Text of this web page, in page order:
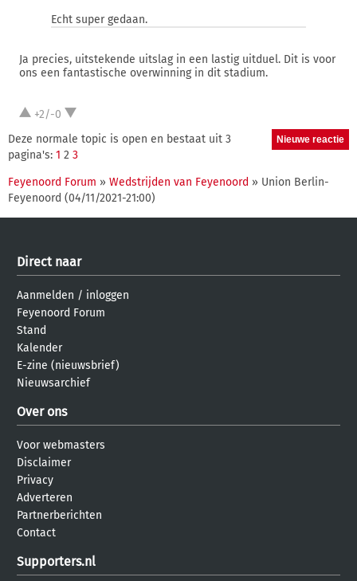
Echt super gedaan.
Ja precies, uitstekende uitslag in een lastig uitduel. Dit is voor
ons een fantastische overwinning in dit stadium.
+2/-0
Deze normale topic is open en bestaat uit 3
pagina's: 1 2 3
Feyenoord Forum » Wedstrijden van Feyenoord » Union Berlin-
Feyenoord (04/11/2021-21:00)
Direct naar
Aanmelden / inloggen
Feyenoord Forum
Stand
Kalender
E-zine (nieuwsbrief)
Nieuwsarchief
Over ons
Voor webmasters
Disclaimer
Privacy
Adverteren
Partnerberichten
Contact
Supporters.nl